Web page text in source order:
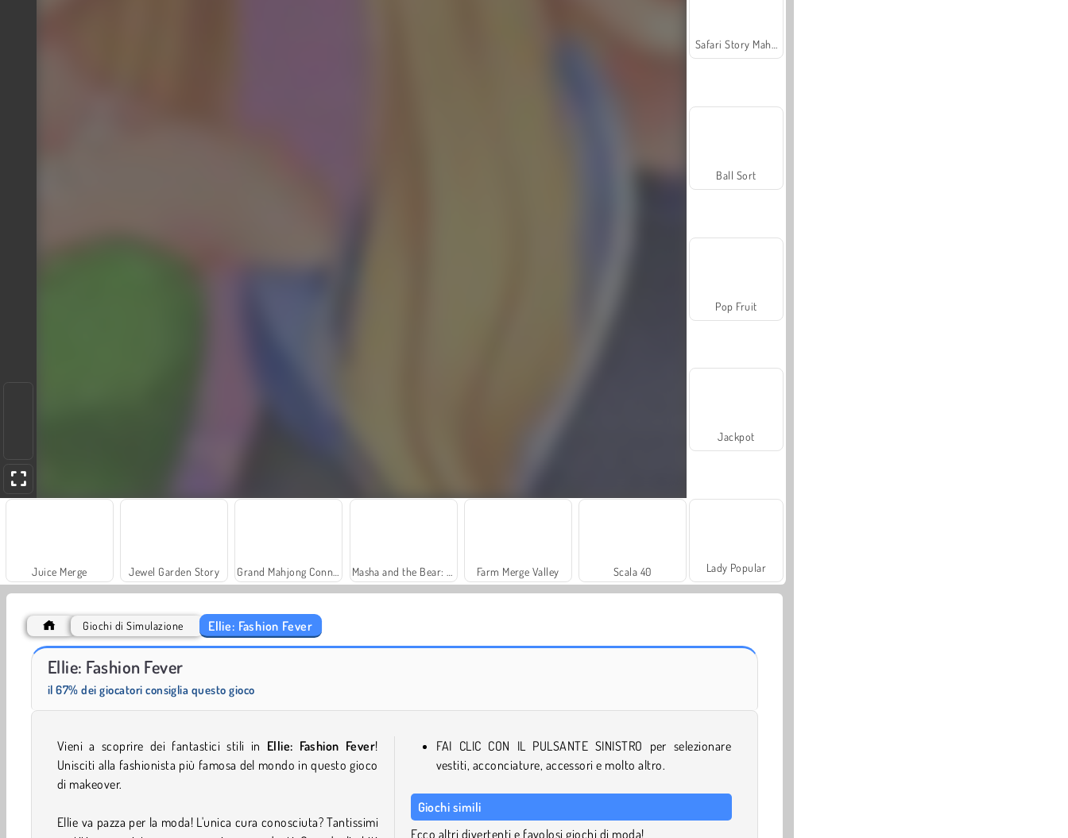
Juice Merge Jewel Garden Story Farm Merge Valley Scala 40
Trollface Quest: USA 2
Ball Sort
Pop Fruit
Jackpot
Lady Popular
Giochi di Simulazione Ellie: Fashion Fever
Ellie: Fashion Fever
il 67% dei giocatori consiglia questo gioco
Vieni a scoprire dei fantastici stili in Ellie: Fashion Fever!
Unisciti alla fashionista più famosa del mondo in questo gioco
di makeover.
Ellie va pazza per la moda! L'unica cura conosciuta? Tantissimi
FAI CLIC CON IL PULSANTE SINISTRO per selezionare
vestiti, acconciature, accessori e molto altro.
Giochi simili
Ecco altri divertenti e favolosi giochi di moda!